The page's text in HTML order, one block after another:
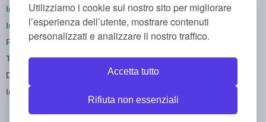
Utilizziamo i cookie sul nostro sito per migliorare
l’esperienza dell’utente, mostrare contenuti
personalizzati e analizzare il nostro traffico.
Accetta tutto
Rifiuta non essenziali
Informativa sulla Privacy
Informativa sui Cookie
Politica di Rimborso
Termini e Condizioni
Disiscriversi
Impostazioni dei cookie